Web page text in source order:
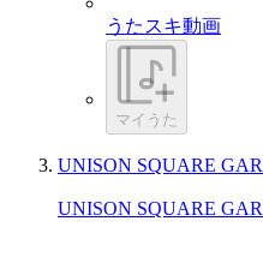
うたスキ動画
マイうた
UNISON SQUARE
UNISON SQUARE